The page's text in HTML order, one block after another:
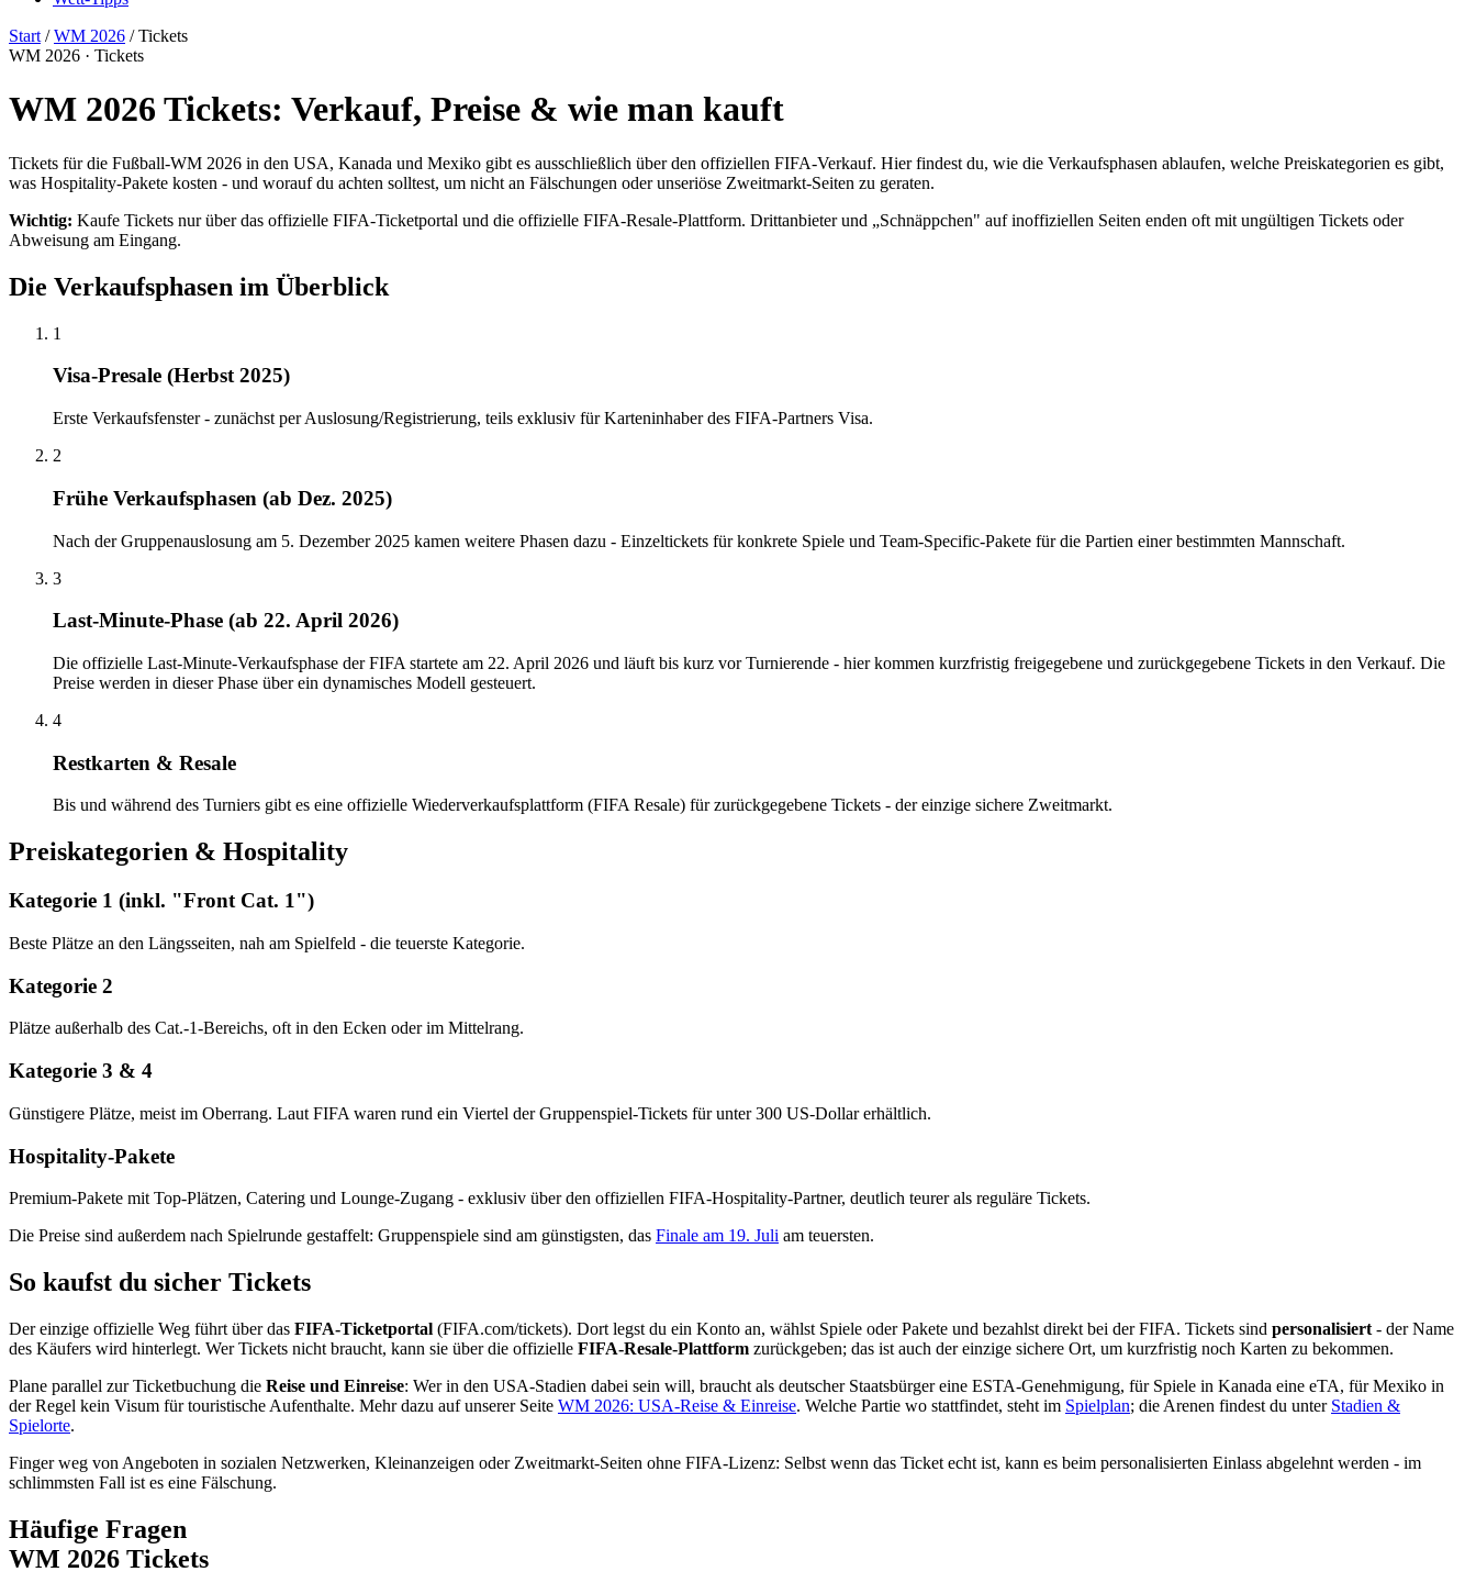
Start /WM 2026 /Tickets
WM 2026 · Tickets
WM 2026 Tickets: Verkauf, Preise & wie man kauft
Tickets für die Fußball-WM 2026 in den USA, Kanada und Mexiko gibt es ausschließlich über den offiziellen FIFA-Verkauf. Hier findest du, wie die Verkaufsphasen ablaufen, welche Preiskategorien es gibt,
was Hospitality-Pakete kosten - und worauf du achten solltest, um nicht an Fälschungen oder unseriöse Zweitmarkt-Seiten zu geraten.
Wichtig: Kaufe Tickets nur über das offizielle FIFA-Ticketportal und die offizielle FIFA-Resale-Plattform. Drittanbieter und „Schnäppchen" auf inoffiziellen Seiten enden oft mit ungültigen Tickets oder
Abweisung am Eingang.
Die Verkaufsphasen im Überblick
1
Visa-Presale (Herbst 2025)
Erste Verkaufsfenster - zunächst per Auslosung/Registrierung, teils exklusiv für Karteninhaber des FIFA-Partners Visa.
2
Frühe Verkaufsphasen (ab Dez. 2025)
Nach der Gruppenauslosung am 5. Dezember 2025 kamen weitere Phasen dazu - Einzeltickets für konkrete Spiele und Team-Specific-Pakete für die Partien einer bestimmten Mannschaft.
3
Last-Minute-Phase (ab 22. April 2026)
Die offizielle Last-Minute-Verkaufsphase der FIFA startete am 22. April 2026 und läuft bis kurz vor Turnierende - hier kommen kurzfristig freigegebene und zurückgegebene Tickets in den Verkauf. Die
Preise werden in dieser Phase über ein dynamisches Modell gesteuert.
4
Restkarten & Resale
Bis und während des Turniers gibt es eine offizielle Wiederverkaufsplattform (FIFA Resale) für zurückgegebene Tickets - der einzige sichere Zweitmarkt.
Preiskategorien & Hospitality
Kategorie 1 (inkl. "Front Cat. 1")
Beste Plätze an den Längsseiten, nah am Spielfeld - die teuerste Kategorie.
Kategorie 2
Plätze außerhalb des Cat.-1-Bereichs, oft in den Ecken oder im Mittelrang.
Kategorie 3 & 4
Günstigere Plätze, meist im Oberrang. Laut FIFA waren rund ein Viertel der Gruppenspiel-Tickets für unter 300 US-Dollar erhältlich.
Hospitality-Pakete
Premium-Pakete mit Top-Plätzen, Catering und Lounge-Zugang - exklusiv über den offiziellen FIFA-Hospitality-Partner, deutlich teurer als reguläre Tickets.
Die Preise sind außerdem nach Spielrunde gestaffelt: Gruppenspiele sind am günstigsten, das Finale am 19. Juli am teuersten.
So kaufst du sicher Tickets
Der einzige offizielle Weg führt über das FIFA-Ticketportal (FIFA.com/tickets). Dort legst du ein Konto an, wählst Spiele oder Pakete und bezahlst direkt bei der FIFA. Tickets sind personalisiert - der Name
des Käufers wird hinterlegt. Wer Tickets nicht braucht, kann sie über die offizielle FIFA-Resale-Plattform zurückgeben; das ist auch der einzige sichere Ort, um kurzfristig noch Karten zu bekommen.
Plane parallel zur Ticketbuchung die Reise und Einreise: Wer in den USA-Stadien dabei sein will, braucht als deutscher Staatsbürger eine ESTA-Genehmigung, für Spiele in Kanada eine eTA, für Mexiko in
der Regel kein Visum für touristische Aufenthalte. Mehr dazu auf unserer Seite WM 2026: USA-Reise & Einreise. Welche Partie wo stattfindet, steht im Spielplan; die Arenen findest du unter Stadien &
Spielorte.
Finger weg von Angeboten in sozialen Netzwerken, Kleinanzeigen oder Zweitmarkt-Seiten ohne FIFA-Lizenz: Selbst wenn das Ticket echt ist, kann es beim personalisierten Einlass abgelehnt werden - im
schlimmsten Fall ist es eine Fälschung.
Häufige Fragen
WM 2026 Tickets